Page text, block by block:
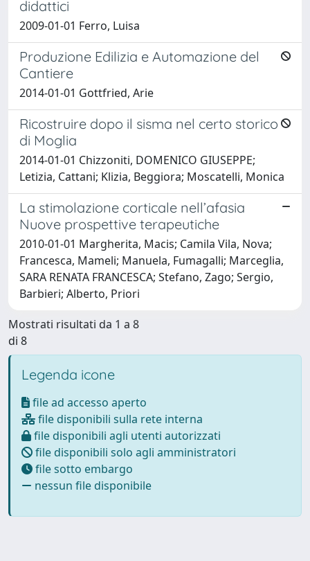
didattici
2009-01-01 Ferro, Luisa
Produzione Edilizia e Automazione del
Cantiere
2014-01-01 Gottfried, Arie
Ricostruire dopo il sisma nel certo storico
di Moglia
2014-01-01 Chizzoniti, DOMENICO GIUSEPPE;
Letizia, Cattani; Klizia, Beggiora; Moscatelli, Monica
La stimolazione corticale nell’afasia
Nuove prospettive terapeutiche
2010-01-01 Margherita, Macis; Camila Vila, Nova;
Francesca, Mameli; Manuela, Fumagalli; Marceglia,
SARA RENATA FRANCESCA; Stefano, Zago; Sergio,
Barbieri; Alberto, Priori
Mostrati risultati da 1 a 8
di 8
Legenda icone
file ad accesso aperto
file disponibili sulla rete interna
file disponibili agli utenti autorizzati
file disponibili solo agli amministratori
file sotto embargo
nessun file disponibile